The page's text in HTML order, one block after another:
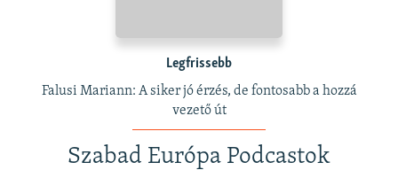
Legfrissebb
Falusi Mariann: A siker jó érzés, de fontosabb a hozzá
vezető út
Szabad Európa Podcastok